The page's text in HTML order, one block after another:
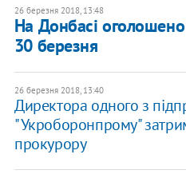
26 березня 2018, 13:48
На Донбасі
30 березня
26 березня 2018, 13:40
Директора одного з
"Укроборонпрому"
прокурору